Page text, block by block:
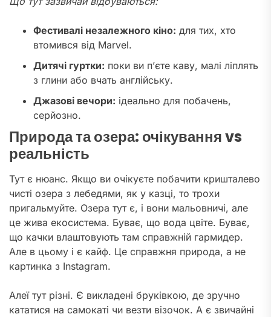
Фестивалі незалежного кіно: для тих, хто
втомився від Marvel.
Дитячі гуртки: поки ви п’єте каву, малі ліплять
з глини або вчать англійську.
Джазові вечори: ідеально для побачень,
серйозно.
Природа та озера: очікування vs
реальність
Тут є нюанс. Якщо ви очікуєте побачити кришталево
чисті озера з лебедями, як у казці, то трохи
пригальмуйте. Озера тут є, і вони мальовничі, але
це жива екосистема. Буває, що вода цвіте. Буває,
що качки влаштовують там справжній гармидер.
Але в цьому і є кайф. Це справжня природа, а не
картинка з Instagram.
Алеї тут різні. Є викладені бруківкою, де зручно
кататися на самокаті чи везти візочок. А є звичайні